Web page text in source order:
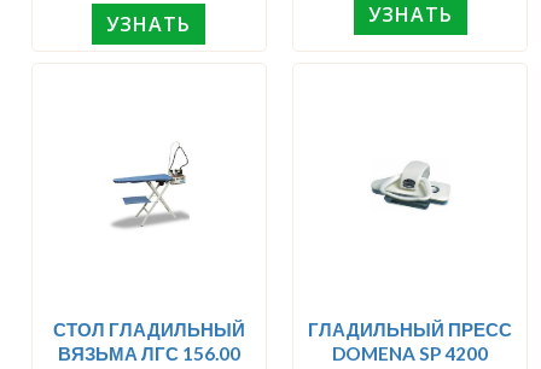
УЗНАТЬ УЗНАТЬ
СТОЛ ГЛАДИЛЬНЫЙ
ВЯЗЬМА ЛГС 156.00
ГЛАДИЛЬНЫЙ ПРЕСС
DOMENA SP 4200